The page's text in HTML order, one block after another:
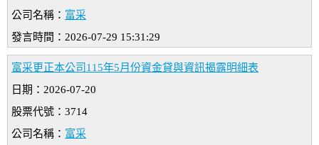
公司名稱： 富采
發言時間：2026-07-29 15:31:29
富采更正本公司115年5月份資金貸與資訊揭露明細表
日期：2026-07-20
股票代號：3714
公司名稱： 富采